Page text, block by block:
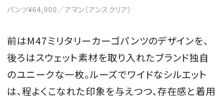
パンツ¥64,900／アマン（アンスクリア）
前はM47ミリタリーカーゴパンツのデザインを、
後ろはスウェット素材を取り入れたブランド独自
のユニークな一枚。ルーズでワイドなシルエット
は、程よくこなれた印象を与えつつ、存在感と着用